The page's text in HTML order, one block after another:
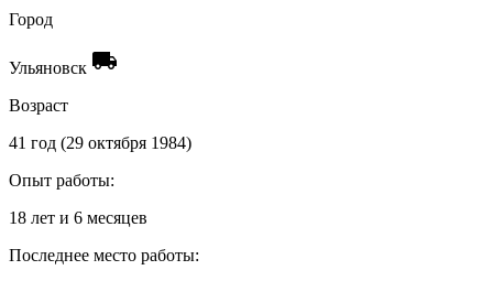
Город
Ульяновск local_shipping
Возраст
41 год (29 октября 1984)
Опыт работы:
18 лет и 6 месяцев
Последнее место работы: